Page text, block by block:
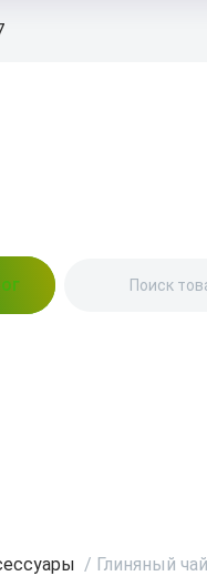
3
/ Глиняный